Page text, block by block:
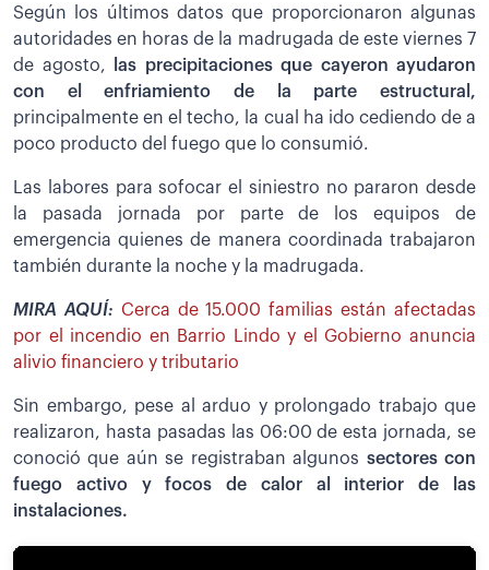
Según los últimos datos que proporcionaron algunas
autoridades en horas de la madrugada de este viernes 7
de agosto,
las precipitaciones que cayeron ayudaron
con el enfriamiento de la parte estructural,
principalmente en el techo, la cual ha ido cediendo de a
poco producto del fuego que lo consumió.
Las labores para sofocar el siniestro no pararon desde
la pasada jornada por parte de los equipos de
emergencia quienes de manera coordinada trabajaron
también durante la noche y la madrugada.
MIRA AQUÍ: Cerca de 15.000 familias están afectadas
por el incendio en Barrio Lindo y el Gobierno anuncia
alivio financiero y tributario
Sin embargo, pese al arduo y prolongado trabajo que
realizaron, hasta pasadas las 06:00 de esta jornada, se
conoció que aún se registraban algunos sectores con
fuego activo y focos de calor al interior de las
instalaciones.